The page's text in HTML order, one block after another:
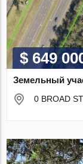
$ 649
Земельный
0 BROAD